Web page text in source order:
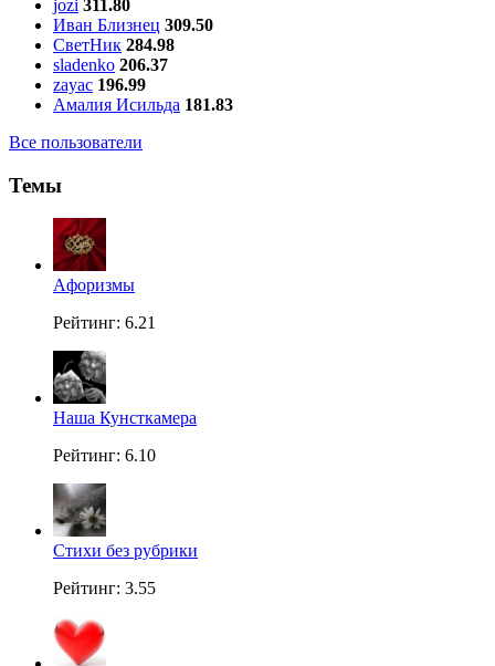
jozi 311.80
Иван Близнец 309.50
СветНик 284.98
sladenko 206.37
zayac 196.99
Амалия Исильда 181.83
Все пользователи
Темы
Aфоризмы
Рейтинг: 6.21
Наша Кунсткамера
Рейтинг: 6.10
Стихи без рубрики
Рейтинг: 3.55